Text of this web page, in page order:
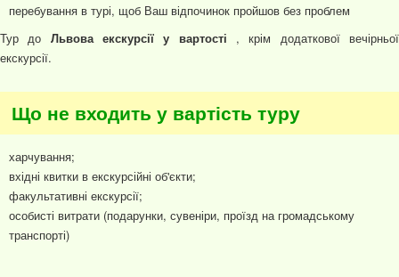
перебування в турі, щоб Ваш відпочинок пройшов без проблем
Тур до Львова екскурсії у вартості , крім додаткової вечірньої
екскурсії.
Що не входить у вартість туру
харчування;
вхідні квитки в екскурсійні об'єкти;
факультативні екскурсії;
особисті витрати (подарунки, сувеніри, проїзд на громадському
транспорті)